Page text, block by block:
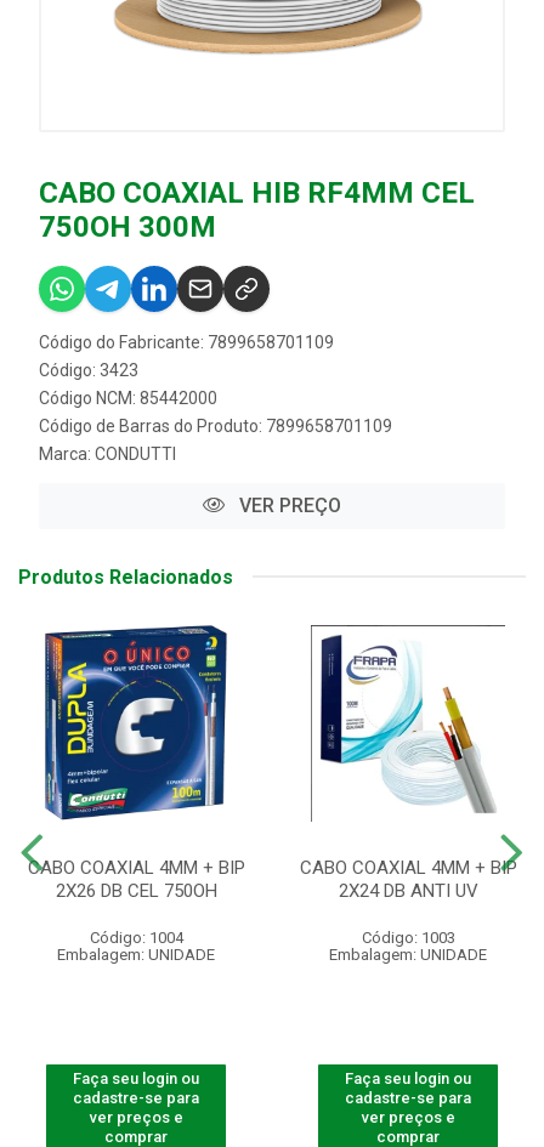
CABO COAXIAL HIB RF4MM CEL
750OH 300M
Código do Fabricante: 7899658701109
Código: 3423
Código NCM: 85442000
Código de Barras do Produto: 7899658701109
Marca: CONDUTTI
VER PREÇO
Produtos Relacionados
CABO COAXIAL 4MM + BIP
2X26 DB CEL 750OH
Código: 1004
Embalagem: UNIDADE
Faça seu login ou
cadastre-se para
ver preços e
comprar
CABO COAXIAL 4MM + BIP
2X24 DB ANTI UV
Código: 1003
Embalagem: UNIDADE
Faça seu login ou
cadastre-se para
ver preços e
comprar